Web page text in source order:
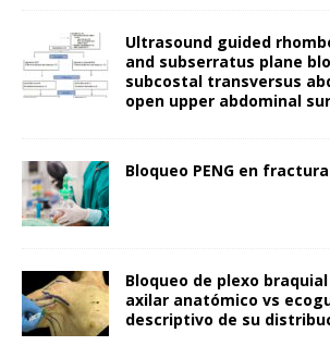
Ultrasound guided
and subserratus plane
subcostal transversus
open upper abdominal
Bloqueo PENG en
Bloqueo de plexo
axilar anatómico vs
descriptivo de su